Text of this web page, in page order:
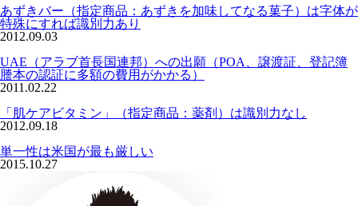
あずきバー（指定商品：あずきを加味してなる菓子）は字体が
特殊にすれば識別力あり
2012.09.03
UAE（アラブ首長国連邦）への出願（POA、譲渡証、登記簿
謄本の認証に多額の費用がかかる）
2011.02.22
「肌ケアビタミン」（指定商品：薬剤）は識別力なし
2012.09.18
単一性は米国が最も厳しい
2015.10.27